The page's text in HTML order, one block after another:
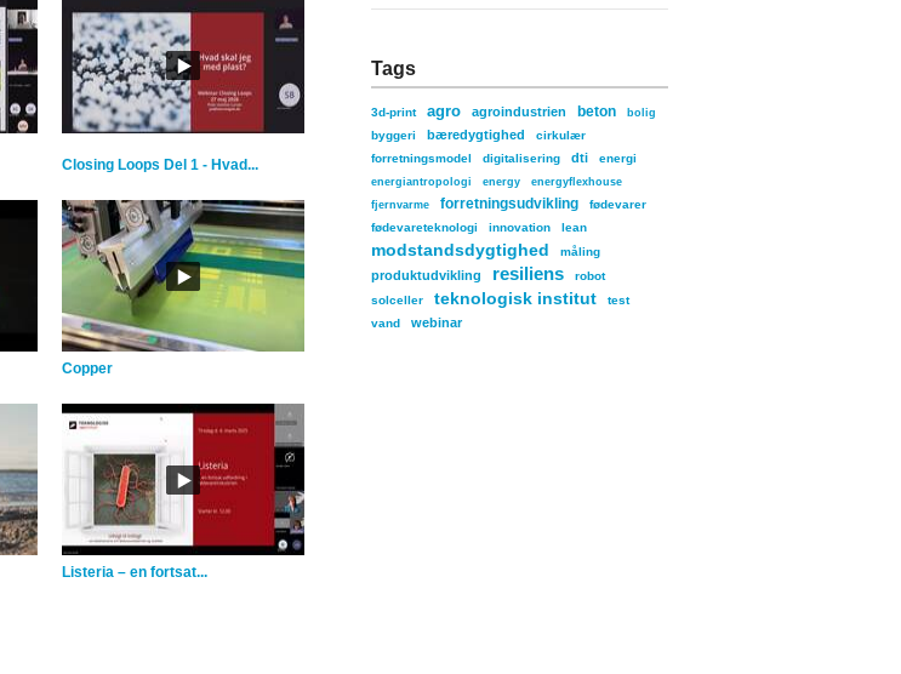
Tags
3d-print agro agroindustrien beton bolig
byggeri bæredygtighed
cirkulær
forretningsmodel
digitalisering dti energi
energiantropologi energy
energyflexhouse
fjernvarme
forretningsudvikling
fødevarer
fødevareteknologi
innovation lean
modstandsdygtighed måling
produktudvikling resiliens
robot
solceller
teknologisk institut
test
vand
webinar
Closing Loops Del 1 - Hvad...
Copper
Listeria – en fortsat...